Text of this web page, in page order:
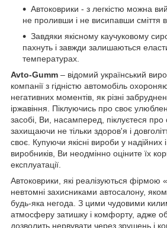
Автоковрики - з легкістю можна
не проливши і не висипавши сміття
Завдяки якісному каучуковому
пахнуть і завжди залишаються
температурах.
Avto-Gumm – відомий український
компанії з гідністю автомобіль
негативних моментів, як різні
іржавіння. Піклуючись про своє
засобі, Ви, насамперед, піклуєтеся про
захищаючи не тільки здоров'я і
своє. Купуючи якісні вироби у надійних
виробників, Ви неодмінно оціните їх
експлуатації.
Автоковрики, які реалізуються фірмою
невтомні захисниками автосалону,
будь-яка негода. З цими чудовими
атмосферу затишку і комфорту, адже
дозволить нервувати через зрушень і